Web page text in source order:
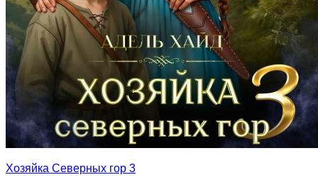
Хозяйка Северных гор 3